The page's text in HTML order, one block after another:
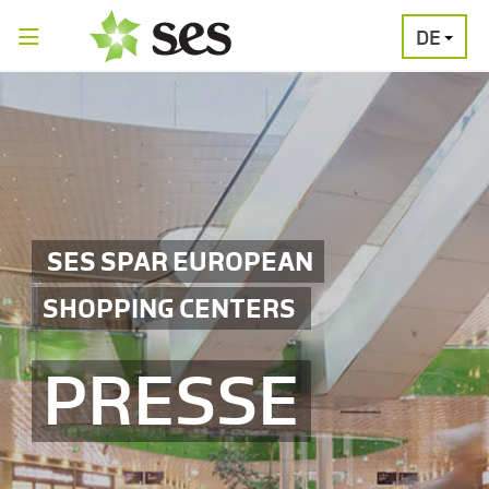
DE
SES SPAR EUROPEAN
SHOPPING CENTERS
PRESSE
PRESSEAUSSENDUNGEN